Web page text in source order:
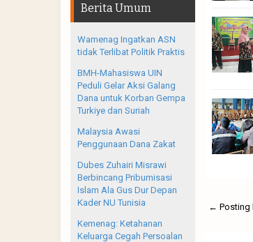
← Posting
Berita Umum
Wamenag Ingatkan ASN
tidak Terlibat Politik Praktis
BMH-Mahasiswa UIN
Peduli Gelar Aksi Galang
Dana untuk Korban Gempa
Turkiye dan Suriah
Malaysia Awasi
Penggunaan Dana Zakat
Dubes Zuhairi Misrawi
Berbincang Pribumisasi
Islam Ala Gus Dur Depan
Kader NU Tunisia
Kemenag: Ketahanan
Keluarga Cegah Persoalan